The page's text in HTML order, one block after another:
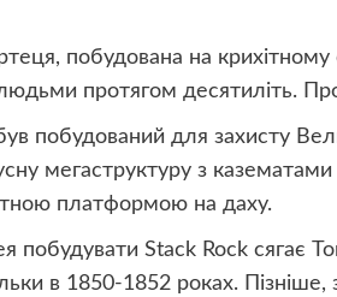
побудована на
людьми протягом десятиліть.
побудований для захисту
мегаструктуру з казематами
платформою на даху.
побудувати Stack Rock сягає
в 1850-1852 роках.